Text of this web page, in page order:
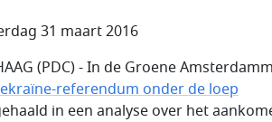
31 maart 2016
(PDC) - In de Groene
referendum onder de loep
in een analyse over het